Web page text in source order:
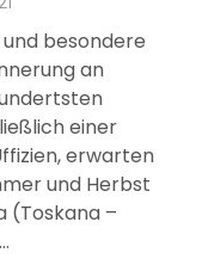
besondere
an
einer
erwarten
und Herbst
(Toskana –